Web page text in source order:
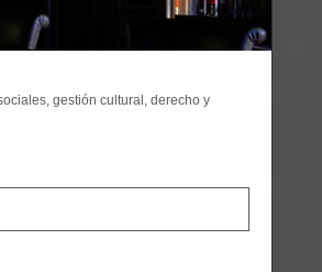
gestión cultural, derecho y